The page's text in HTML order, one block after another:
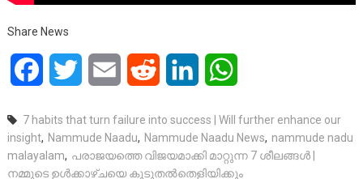
Share News
FacebookTwitter Email Reddit LinkedIn
7 habits that turn failure into success | Will further enhance our
insight, Nammude Naadu, Nammude Naadu News, nammude nadu
malayalam, പരാജയത്തെ വിജയമാക്കി മാറ്റുന്ന 7 ശീലങ്ങൾ |
നമ്മുടെ ഉൾക്കാഴ്ചയെ കൂടുതൽതെളിയിക്കും